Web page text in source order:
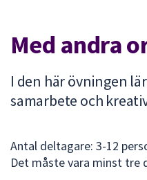
Med andra
I den här övningen
samarbete och
Antal deltagare: 3-12
Det måste vara minst tre